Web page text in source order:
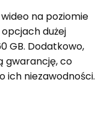
na poziomie
dużej
GB. Dodatkowo,
gwarancję, co
ich niezawodności.